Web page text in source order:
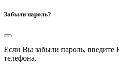
Забыли пароль?
Если Вы забыли пароль,
телефона.